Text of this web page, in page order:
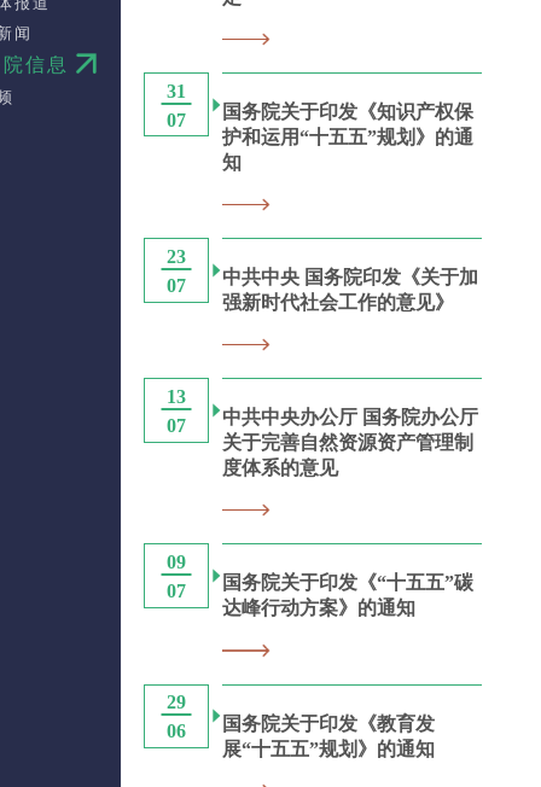
闻
信息
31
07
国务院关于印发《知识产权保
护和运用“十五五”规划》的通
知
23
07
中共中央 国务院印发《关于加
强新时代社会工作的意见》
13
07
中共中央办公厅 国务院办公厅
关于完善自然资源资产管理制
度体系的意见
09
07
国务院关于印发《“十五五”碳
达峰行动方案》的通知
29
06
国务院关于印发《教育发
展“十五五”规划》的通知